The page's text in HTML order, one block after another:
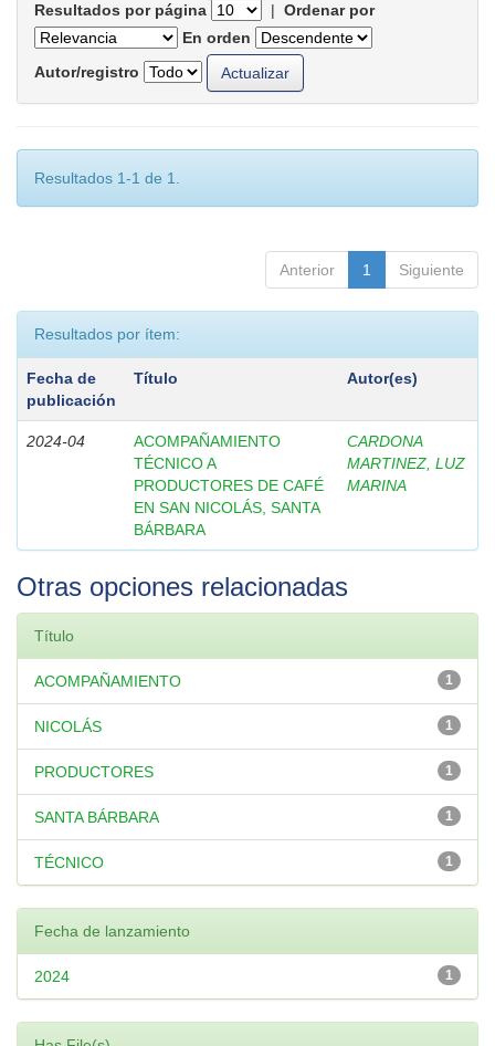
Resultados por página | Ordenar por
En orden
Autor/registro
Resultados 1-1 de 1.
Anterior 1 Siguiente
Resultados por ítem:
Fecha de
publicación
Título Autor(es)
2024-04
ACOMPAÑAMIENTO
TÉCNICO A
PRODUCTORES DE CAFÉ
EN SAN NICOLÁS, SANTA
BÁRBARA
CARDONA
MARTINEZ, LUZ
MARINA
Otras opciones relacionadas
Título
1
ACOMPAÑAMIENTO
1
NICOLÁS
1
PRODUCTORES
1
SANTA BÁRBARA
1
TÉCNICO
Fecha de lanzamiento
1
2024